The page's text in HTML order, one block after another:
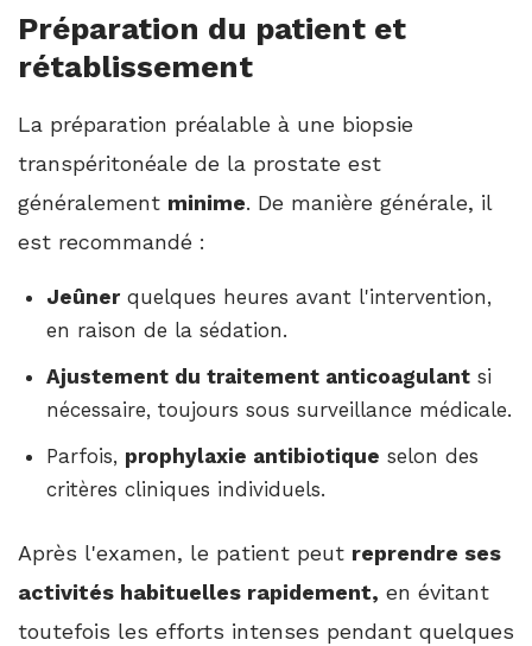
Préparation du patient et
rétablissement
La préparation préalable à une biopsie
transpéritonéale de la prostate est
généralement minime. De manière générale, il
est recommandé :
Jeûnerquelques heures avant l'intervention,
en raison de la sédation.
Ajustement du traitement anticoagulantsi
nécessaire, toujours sous surveillance médicale.
Parfois, prophylaxie antibiotique selon des
critères cliniques individuels.
Après l'examen, le patient peut reprendre ses
activités habituelles rapidement, en évitant
toutefois les efforts intenses pendant quelques